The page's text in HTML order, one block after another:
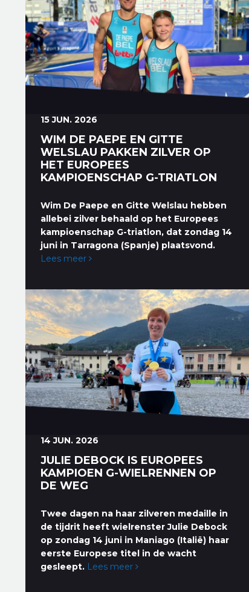
15 JUN. 2026
WIM DE PAEPE EN GITTE
WELSLAU PAKKEN ZILVER OP
HET EUROPEES
KAMPIOENSCHAP G-TRIATLON
Wim De Paepe en Gitte Welslau hebben
allebei zilver behaald op het Europees
kampioenschap G-triatlon, dat zondag 14
juni in Tarragona (Spanje) plaatsvond.
Lees meer
14 JUN. 2026
JULIE DEBOCK IS EUROPEES
KAMPIOEN G-WIELRENNEN OP
DE WEG
Twee dagen na haar zilveren medaille in
de tijdrit heeft wielrenster Julie Debock
op zondag 14 juni in Maniago (Italië) haar
eerste Europese titel in de wacht
gesleept. Lees meer